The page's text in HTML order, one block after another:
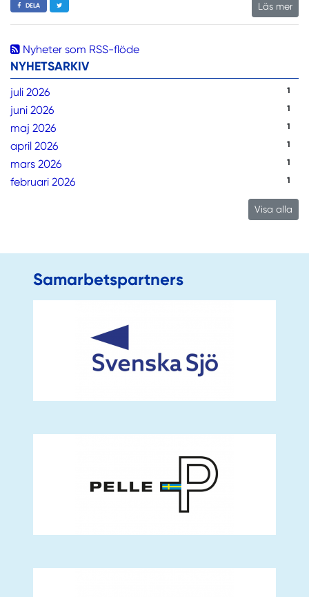
Nyheter som RSS-flöde
NYHETSARKIV
juli 2026 1
juni 2026 1
maj 2026 1
april 2026 1
mars 2026 1
februari 2026 1
Visa alla
DELA Läs mer
Samarbetspartners